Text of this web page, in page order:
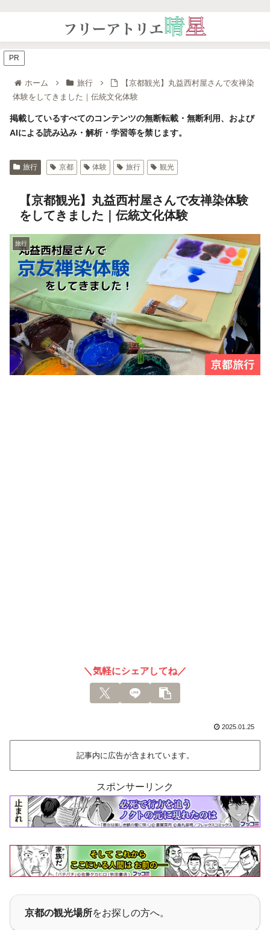
PR
ホーム 旅行
【京都観光】丸益西村屋さんで友禅染
体験をしてきました｜伝統文化体験
掲載しているすべてのコンテンツの無断転載・無断利用、および
AIによる読み込み・解析・学習等を禁じます。
旅行 京都 体験 旅行 観光
【京都観光】丸益西村屋さんで友禅染体験
をしてきました｜伝統文化体験
旅行
＼気軽にシェアしてね／
2025.01.25
記事内に広告が含まれています。
スポンサーリンク
京都の観光場所をお探しの方へ。